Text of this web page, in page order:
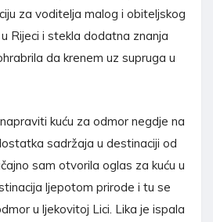
za voditelja malog i obiteljskog
Rijeci i stekla dodatna znanja
da krenem uz supruga u
kuću za odmor negdje na
sadržaja u destinaciji od
sam otvorila oglas za kuću u
ljepotom prirode i tu se
u ljekovitoj Lici. Lika je ispala